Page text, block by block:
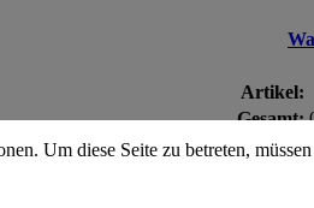
Artikel:
Gesamt:
Um diese Seite zu betreten,